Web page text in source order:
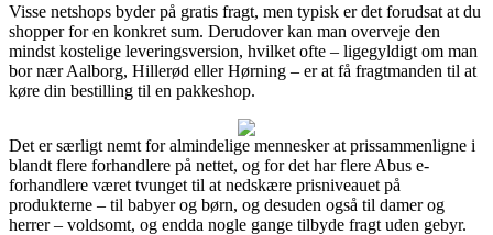
Visse netshops byder på gratis fragt, men typisk er det forudsat at du
shopper for en konkret sum. Derudover kan man overveje den
mindst kostelige leveringsversion, hvilket ofte – ligegyldigt om man
bor nær Aalborg, Hillerød eller Hørning – er at få fragtmanden til at
køre din bestilling til en pakkeshop.
Det er særligt nemt for almindelige mennesker at prissammenligne i
blandt flere forhandlere på nettet, og for det har flere Abus e-
forhandlere været tvunget til at nedskære prisniveauet på
produkterne – til babyer og børn, og desuden også til damer og
herrer – voldsomt, og endda nogle gange tilbyde fragt uden gebyr.